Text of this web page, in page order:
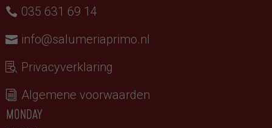
035 631 69 14
info@salumeriaprimo.nl
Privacyverklaring
Algemene voorwaarden
monday